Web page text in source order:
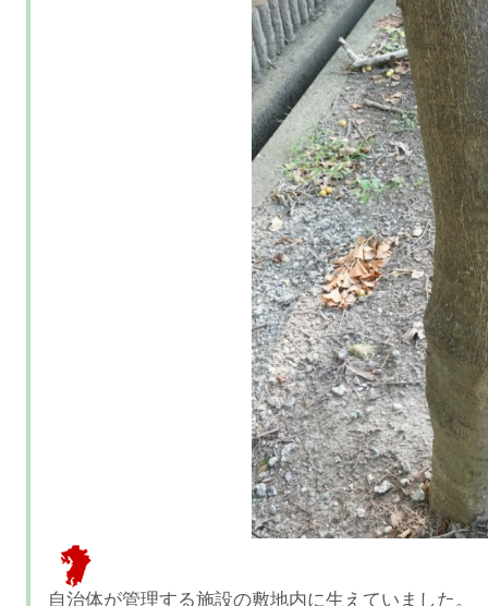
自治体が管理する施設の敷地内に生えていました。